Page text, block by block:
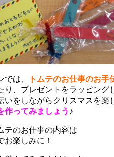
は、 トムテのお仕事のお手
り、プレゼントをラッピング
いをしながらクリスマスを楽
作ってみましょう ♪
テのお仕事の内容は
お楽しみに！